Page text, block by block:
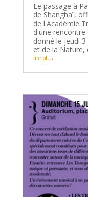
Le passage à
de Shanghaï,
de l'Académie
d'une rencontre
donné le jeudi
et de la Nature,
lire plus